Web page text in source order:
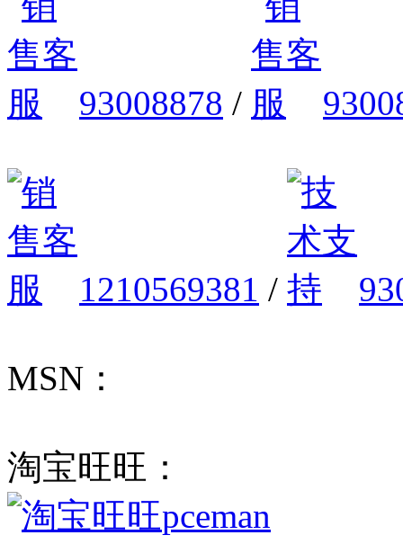
93008878 /
1210569381 /
MSN：
淘宝旺旺：
pceman